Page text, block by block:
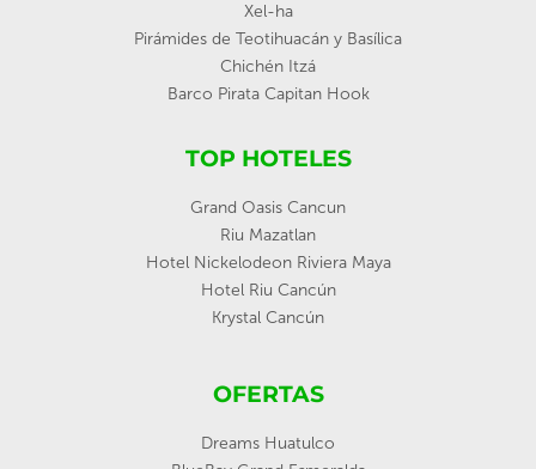
Xel-ha
Pirámides de Teotihuacán y Basílica
Chichén Itzá
Barco Pirata Capitan Hook
TOP HOTELES
Grand Oasis Cancun
Riu Mazatlan
Hotel Nickelodeon Riviera Maya
Hotel Riu Cancún
Krystal Cancún
OFERTAS
Dreams Huatulco